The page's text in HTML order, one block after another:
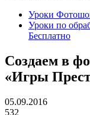
Уроки
Уроки по
Бесплатно
Создаем в
«Игры
05.09.2016
532